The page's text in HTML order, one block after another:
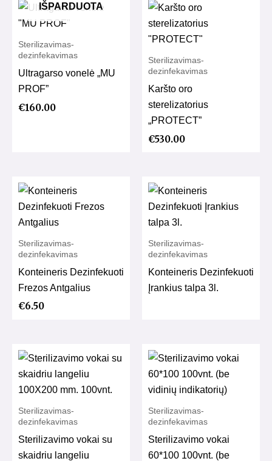
IŠPARDUOTA
Sterilizavimas-
dezinfekavimas
Ultragarso vonelė „MU
PROF”
€160.00
Sterilizavimas-
dezinfekavimas
Karšto oro
sterelizatorius
„PROTECT”
€530.00
Sterilizavimas-
dezinfekavimas
Konteineris Dezinfekuoti
Frezos Antgalius
€6.50
Sterilizavimas-
dezinfekavimas
Konteineris Dezinfekuoti
Įrankius talpa 3l.
Sterilizavimas-
dezinfekavimas
Sterilizavimo vokai su
skaidriu langeliu
Sterilizavimas-
dezinfekavimas
Sterilizavimo vokai
60*100 100vnt. (be